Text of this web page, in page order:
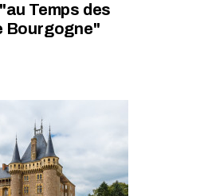
Temps des
Bourgogne"